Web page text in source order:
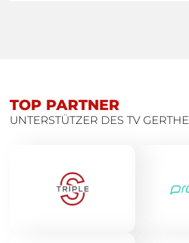
TOP PARTNER
UNTERSTÜTZER DES TV GERTHE